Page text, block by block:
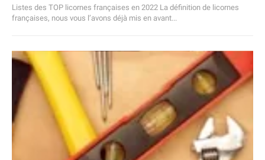
Listes des TOP licornes françaises en 2022 La définition de licornes
françaises, nous vous l’avons déjà mis en avant...